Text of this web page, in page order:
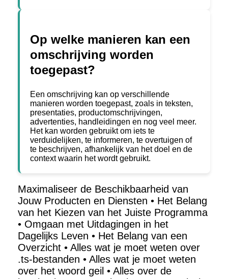
Op welke manieren kan een
omschrijving worden
toegepast?
Een omschrijving kan op verschillende
manieren worden toegepast, zoals in teksten,
presentaties, productomschrijvingen,
advertenties, handleidingen en nog veel meer.
Het kan worden gebruikt om iets te
verduidelijken, te informeren, te overtuigen of
te beschrijven, afhankelijk van het doel en de
context waarin het wordt gebruikt.
Maximaliseer de Beschikbaarheid van
Jouw Producten en Diensten • Het Belang
van het Kiezen van het Juiste Programma
• Omgaan met Uitdagingen in het
Dagelijks Leven • Het Belang van een
Overzicht • Alles wat je moet weten over
.ts-bestanden • Alles wat je moet weten
over het woord geil • Alles over de